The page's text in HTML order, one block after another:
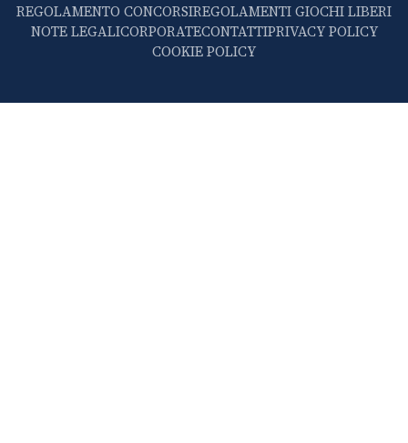
REGOLAMENTO CONCORSIREGOLAMENTI GIOCHI LIBERI
NOTE LEGALICORPORATECONTATTIPRIVACY POLICY
COOKIE POLICY